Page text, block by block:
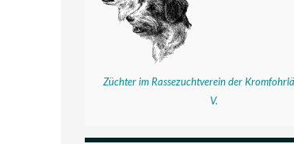
Züchter im Rassezuchtverein der
V.